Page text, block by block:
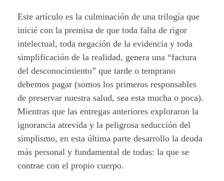
a
f
a
c
t
u
r
a
Este artículo es la culminación de una trilogía que
inicié con la premisa de que toda falta de rigor
intelectual, toda negación de la evidencia y toda
simplificación de la realidad, genera una “factura
del desconocimiento” que tarde o temprano
debemos pagar (somos los primeros responsables
de preservar nuestra salud, sea esta mucha o poca).
Mientras que las entregas anteriores exploraron la
ignorancia atrevida y la peligrosa seducción del
simplismo, en esta última parte desarrollo la deuda
más personal y fundamental de todas: la que se
contrae con el propio cuerpo.